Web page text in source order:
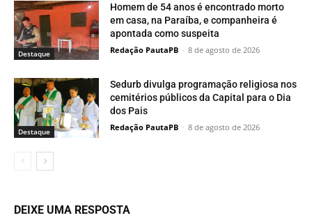
Destaque
Homem de 54 anos é encontrado morto
em casa, na Paraíba, e companheira é
apontada como suspeita
Redação PautaPB - 8 de agosto de 2026
Destaque
Sedurb divulga programação religiosa nos
cemitérios públicos da Capital para o Dia
dos Pais
Redação PautaPB - 8 de agosto de 2026
DEIXE UMA RESPOSTA